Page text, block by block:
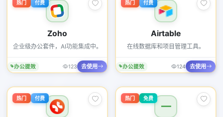
热门 付费
Zoho
企业级办公套件，AI功能集成中。
办公提效 123 去使用
热门 付费
Airtable
在线数据库和项目管理工具。
办公提效 124 去使用
热门 付费
一
热门 免费